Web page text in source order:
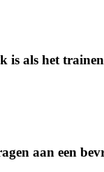
is als het
aan een